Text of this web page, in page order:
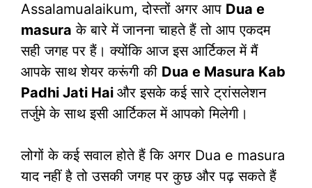
Assalamualaikum, दोस्तों अगर आप Dua e
masura के बारे में जानना चाहते हैं तो आप एकदम
सही जगह पर हैं। क्योंकि आज इस आर्टिकल में मैं
आपके साथ शेयर करूंगी की Dua e Masura Kab
Padhi Jati Hai और इसके कई सारे ट्रांसलेशन
तर्जुमे के साथ इसी आर्टिकल में आपको मिलेगी।
लोगों के कई सवाल होते हैं कि अगर Dua e masura
याद नहीं है तो उसकी जगह पर कुछ और पढ़ सकते हैं